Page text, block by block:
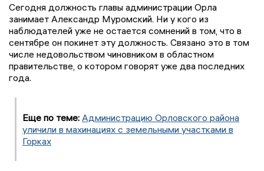
Сегодня должность главы администрации Орла
занимает Александр Муромский. Ни у кого из
наблюдателей уже не остается сомнений в том, что в
сентябре он покинет эту должность. Связано это в том
числе недовольством чиновником в областном
правительстве, о котором говорят уже два последних
года.
Еще по теме: Администрацию Орловского района
уличили в махинациях с земельными участками в
Горках